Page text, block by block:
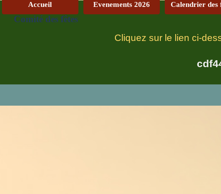
Accueil Evenements 2026 Calendrier des
Comité des fêtes
Cliquez sur le lien ci-